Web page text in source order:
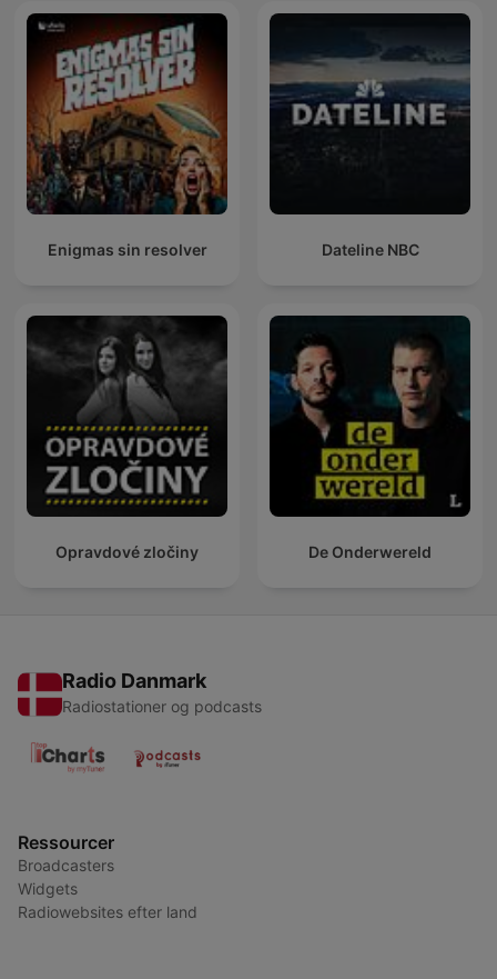
Enigmas sin resolver Dateline NBC
Opravdové zločiny De Onderwereld
Radio Danmark
Radiostationer og podcasts
Ressourcer
Broadcasters
Widgets
Radiowebsites efter land